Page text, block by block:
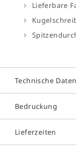
Lieferbare
Technische Daten
Bedruckung
Lieferzeiten